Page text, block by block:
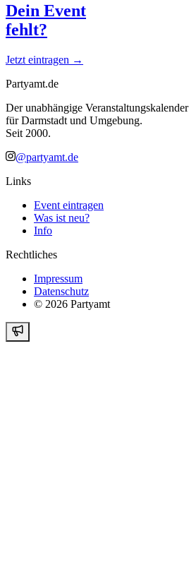
Dein Event
fehlt?
Jetzt eintragen →
Partyamt.de
Der unabhängige Veranstaltungskalender
für Darmstadt und Umgebung.
Seit 2000.
@partyamt.de
Links
Event eintragen
Was ist neu?
Info
Rechtliches
Impressum
Datenschutz
© 2026 Partyamt